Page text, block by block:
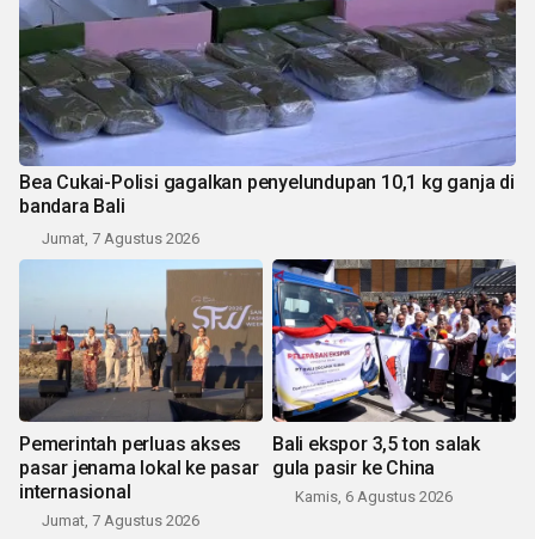
Bea Cukai-Polisi gagalkan penyelundupan 10,1 kg ganja di
bandara Bali
Jumat, 7 Agustus 2026
Pemerintah perluas akses
pasar jenama lokal ke pasar
internasional
Jumat, 7 Agustus 2026
Bali ekspor 3,5 ton salak
gula pasir ke China
Kamis, 6 Agustus 2026